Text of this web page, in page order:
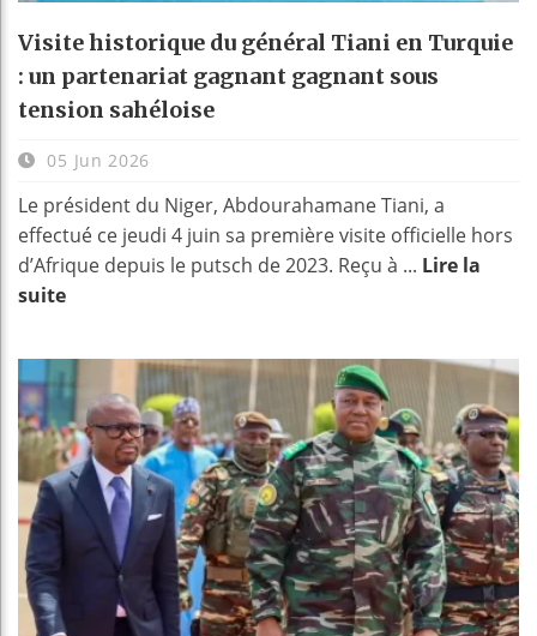
Visite historique du général Tiani en Turquie
: un partenariat gagnant gagnant sous
tension sahéloise
05 Jun 2026
Le président du Niger, Abdourahamane Tiani, a
effectué ce jeudi 4 juin sa première visite officielle hors
d’Afrique depuis le putsch de 2023. Reçu à ... Lire la
suite